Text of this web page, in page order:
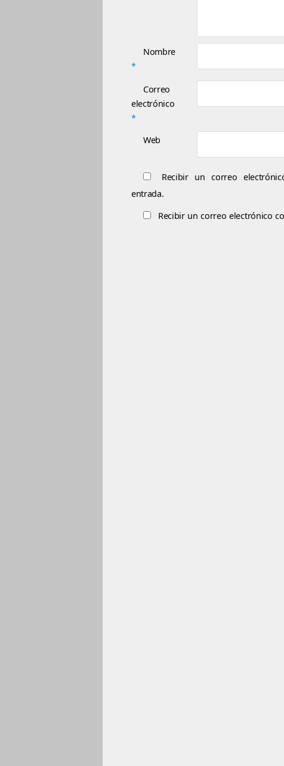
Nombre
*
Correo
electrónico
*
Web
Recibir un correo
entrada.
Recibir un correo electrónico